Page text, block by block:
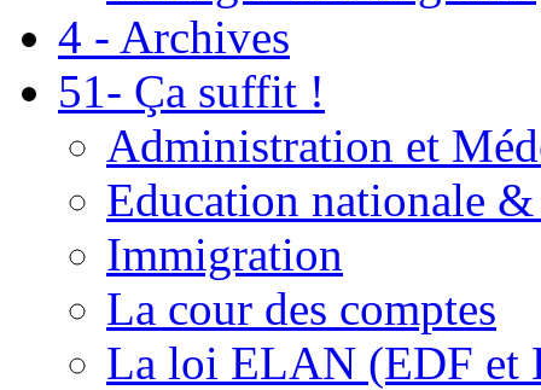
4 - Archives
51- Ça suffit !
Administration et
Education nationale
Immigration
La cour des comptes
La loi ELAN (EDF et